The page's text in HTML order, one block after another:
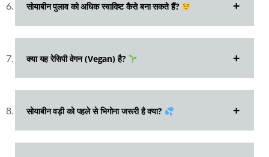
सोयाबीन पुलाव को अधिक स्वादिष्ट कैसे बना सकते हैं?
क्या यह रेसिपी वेगन (Vegan) है?
सोयाबीन वड़ी को पहले से भिगोना जरूरी है क्या?